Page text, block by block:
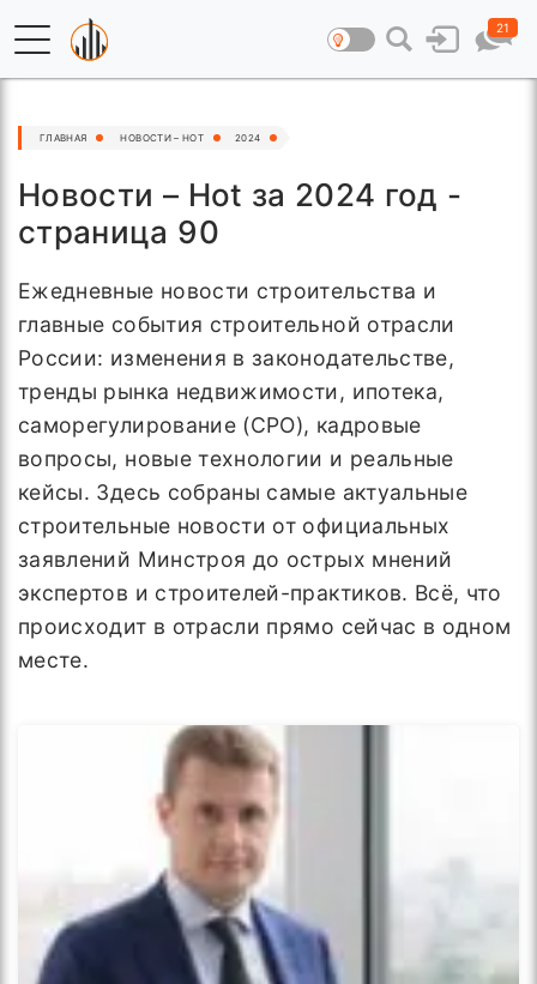
21
ГЛАВНАЯ НОВОСТИ – HOT 2024
Новости – Hot за 2024 год -
страница 90
Ежедневные новости строительства и
главные события строительной отрасли
России: изменения в законодательстве,
тренды рынка недвижимости, ипотека,
саморегулирование (СРО), кадровые
вопросы, новые технологии и реальные
кейсы. Здесь собраны самые актуальные
строительные новости от официальных
заявлений Минстроя до острых мнений
экспертов и строителей-практиков. Всё, что
происходит в отрасли прямо сейчас в одном
месте.